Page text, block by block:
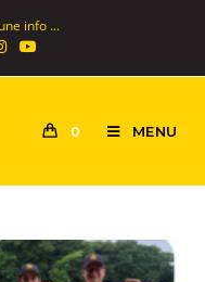
info ...
0 MENU